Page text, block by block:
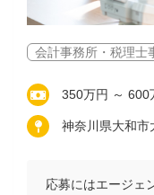
会計事務所・税理士
350万円 ～ 600
神奈川県大和市
応募にはエージェ